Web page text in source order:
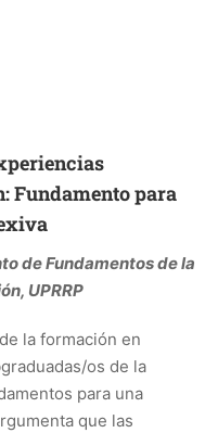
Fundamento para
de Fundamentos de la
UPRRP
la formación en
os de la
para una
que las